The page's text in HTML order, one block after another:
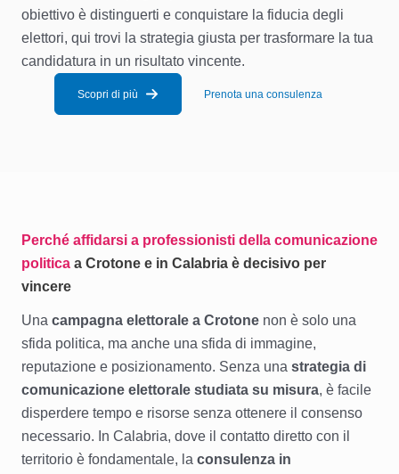
obiettivo è distinguerti e conquistare la fiducia degli
elettori, qui trovi la strategia giusta per trasformare la tua
candidatura in un risultato vincente.
Scopri di più Prenota una consulenza
Perché affidarsi a professionisti della comunicazione
politica a Crotone e in Calabria è decisivo per
vincere
Una campagna elettorale a Crotone non è solo una
sfida politica, ma anche una sfida di immagine,
reputazione e posizionamento. Senza una strategia di
comunicazione elettorale studiata su misura, è facile
disperdere tempo e risorse senza ottenere il consenso
necessario. In Calabria, dove il contatto diretto con il
territorio è fondamentale, la consulenza in